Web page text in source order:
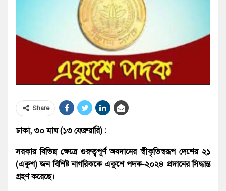
Share
ঢাকা, ৩০ মাঘ (১৩ ফেব্রুয়ারি) :
সরকার বিভিন্ন ক্ষেত্রে গুরুত্বপূর্ণ অবদানের স্বীকৃতিস্বরূপ দেশের ২১
(একুশ) জন বিশিষ্ট নাগরিককে একুশে পদক-২০২৪ প্রদানের সিদ্ধান্ত
গ্রহণ করেছে।